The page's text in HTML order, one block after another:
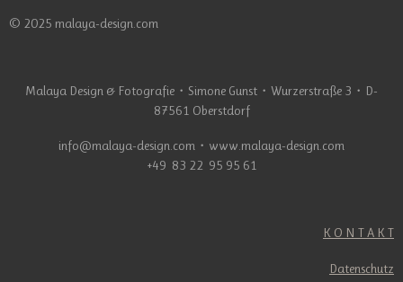
© 2025 malaya-design.com
Malaya Design & Fotografie ・ Simone Gunst ・ Wurzerstraße 3 ・ D-
87561 Oberstdorf
info@malaya-design.com ・ www.malaya-design.com
+49 83 22 95 95 61
K O N T A K T
Datenschutz